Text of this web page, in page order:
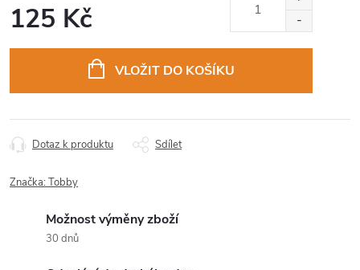
125 Kč
VLOŽIT DO KOŠÍKU
Dotaz k produktu Sdílet
Značka:Tobby
Možnost výměny zboží
30 dnů